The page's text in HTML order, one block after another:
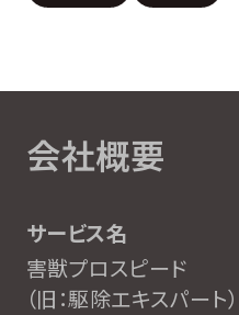
会社概要
サービス名
害獣プロスピード
（旧：駆除エキスパート）